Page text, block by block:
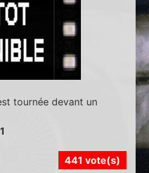
tournée devant un
441 vote(s)